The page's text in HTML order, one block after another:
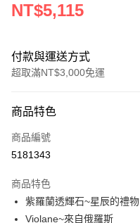
NT$5,115
付款與運送方式
超取滿NT$3,000免運
信用卡一次付款
超商取貨付款
Apple Pay
商品特色
商品編號
5181343
商品特色
紫羅蘭透輝石~星辰的禮物
Violane~來自俄羅斯